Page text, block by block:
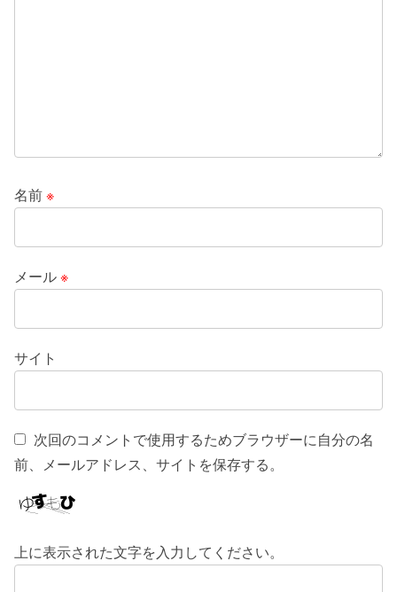
名前※
メール※
サイト
次回のコメントで使用するためブラウザーに自分の名
前、メールアドレス、サイトを保存する。
上に表示された文字を入力してください。